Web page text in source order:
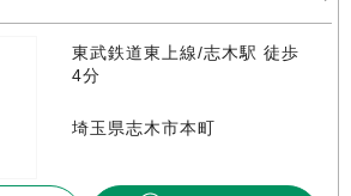
東武鉄道東上線/志木駅 徒歩
4分
埼玉県志木市本町